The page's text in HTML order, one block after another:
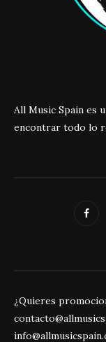
All Music Spain es
encontrar todo lo
¿Quieres